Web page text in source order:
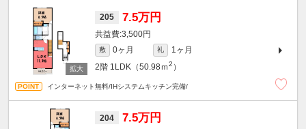
205 7.5万円
3,500円
敷 0ヶ月 礼
1ヶ月
2階 1LDK（50.98ｍ2 ）
インターネット無料/IHシステムキッチン完備/
204 7.5万円